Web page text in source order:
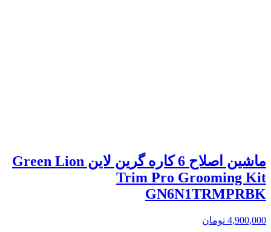
ماشین اصلاح 6 کاره گرین لاین Green Lion
Trim Pro Grooming Kit
GN6N1TRMPRBK
4,900,000 تومان